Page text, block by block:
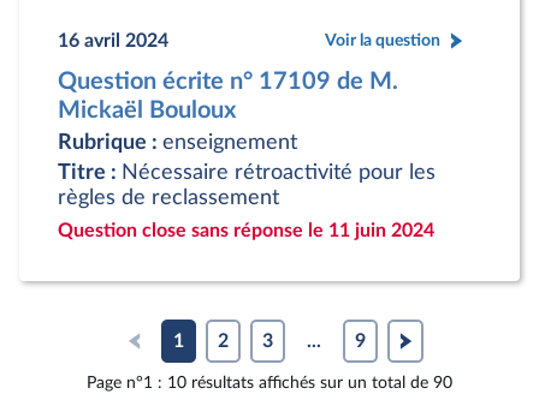
16 avril 2024 Voir la question
Question écrite n° 17109 de M.
Mickaël Bouloux
Rubrique : enseignement
Titre : Nécessaire rétroactivité pour les
règles de reclassement
Question close sans réponse le 11 juin 2024
1 2 3 ... 9
Page n°1 : 10 résultats affichés sur un total de 90